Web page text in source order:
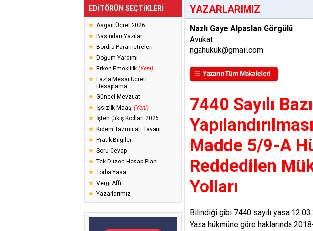
EDİTÖRÜN SEÇTİKLERİ
Asgari Ücret 2026
Basından Yazılar
Bordro Parametreleri
Doğum Yardımı
Erken Emeklilik (Yeni)
Fazla Mesai Ücreti
Hesaplama
Güncel Mevzuat
İşsizlik Maaşı (Yeni)
İşten Çıkış Kodları 2026
Kıdem Tazminatı Tavanı
Pratik Bilgiler
Soru-Cevap
Tek Düzen Hesap Planı
Torba Yasa
Vergi Affı
Yazarlarımız
YAZARLARIMIZ
Nazlı Gaye Alpaslan Görgülü
Avukat
ngahukuk@gmail.com
7440 Sayılı
Madde 5/9-A
Reddedilen
Yolları
Bilindiği gibi 7440 sayılı yasa
Yasa hükmüne göre haklarında